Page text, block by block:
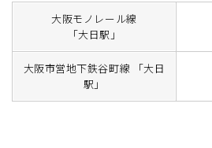
大阪モノレール線
「大日駅」
大阪市営地下鉄谷町線 「大日
駅」